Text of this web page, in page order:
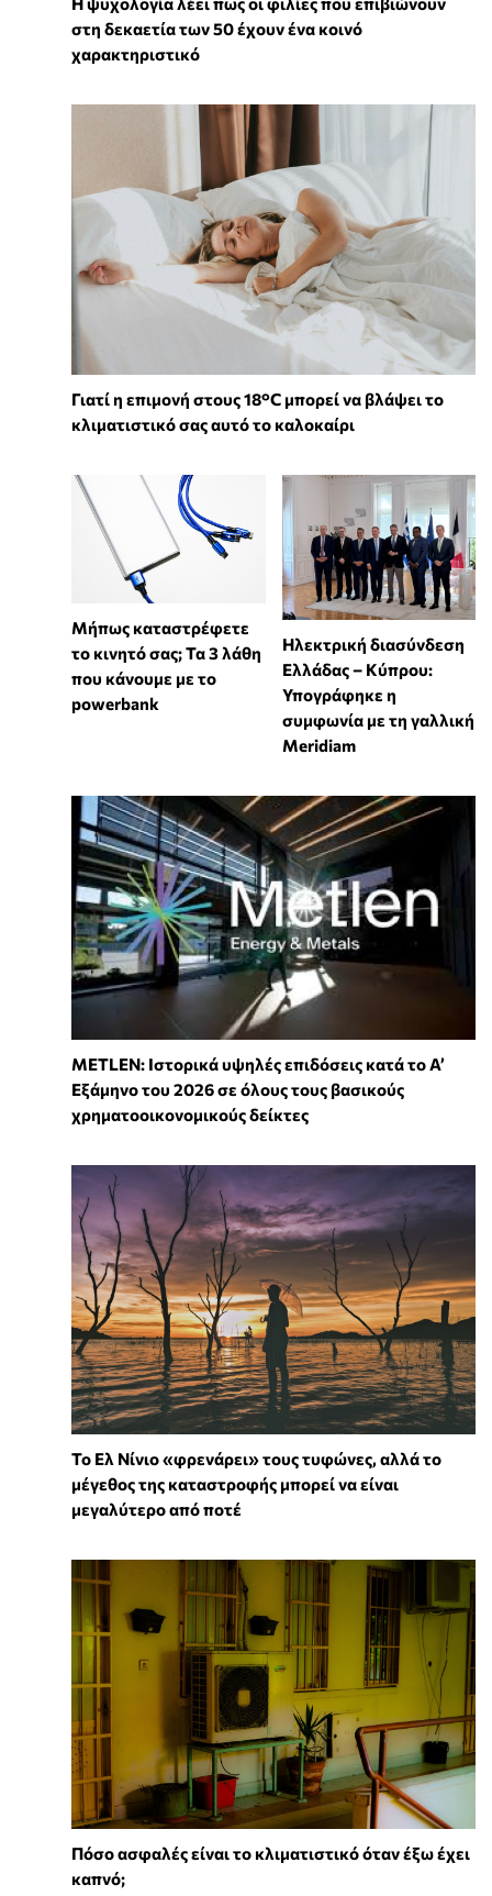
στη δεκαετία των 50 έχουν ένα κοινό
χαρακτηριστικό
Γιατί η επιμονή στους 18°C μπορεί να βλάψει το
κλιματιστικό σας αυτό το καλοκαίρι
Μήπως καταστρέφετε
το κινητό σας; Τα 3 λάθη
που κάνουμε με το
powerbank
Ηλεκτρική διασύνδεση
Ελλάδας – Κύπρου:
Υπογράφηκε η
συμφωνία με τη γαλλική
Meridiam
METLEN: Ιστορικά υψηλές επιδόσεις κατά το Α’
Εξάμηνο του 2026 σε όλους τους βασικούς
χρηματοοικονομικούς δείκτες
Το Ελ Νίνιο «φρενάρει» τους τυφώνες, αλλά το
μέγεθος της καταστροφής μπορεί να είναι
μεγαλύτερο από ποτέ
Πόσο ασφαλές είναι το κλιματιστικό όταν έξω έχει
καπνό;